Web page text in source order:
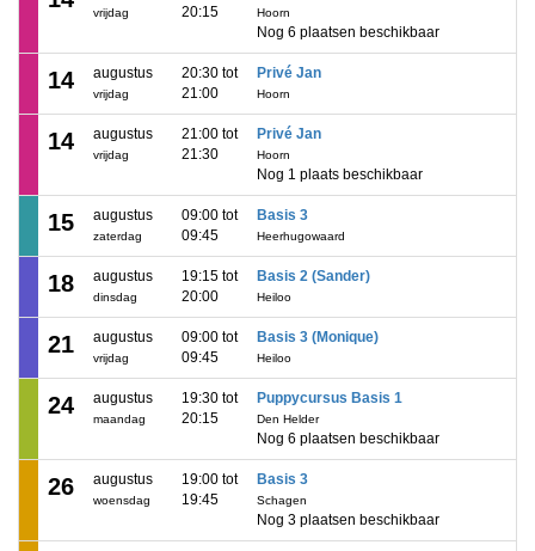
vrijdag
20:15
Hoorn
Nog 6 plaatsen beschikbaar
14 augustus
vrijdag
20:30 tot
21:00
Privé Jan
Hoorn
14 augustus
vrijdag
21:00 tot
21:30
Privé Jan
Hoorn
Nog 1 plaats beschikbaar
15 augustus
zaterdag
09:00 tot
09:45
Basis 3
Heerhugowaard
18 augustus
dinsdag
19:15 tot
20:00
Basis 2 (Sander)
Heiloo
21 augustus
vrijdag
09:00 tot
09:45
Basis 3 (Monique)
Heiloo
24 augustus
maandag
19:30 tot
20:15
Puppycursus Basis 1
Den Helder
Nog 6 plaatsen beschikbaar
26 augustus
woensdag
19:00 tot
19:45
Basis 3
Schagen
Nog 3 plaatsen beschikbaar